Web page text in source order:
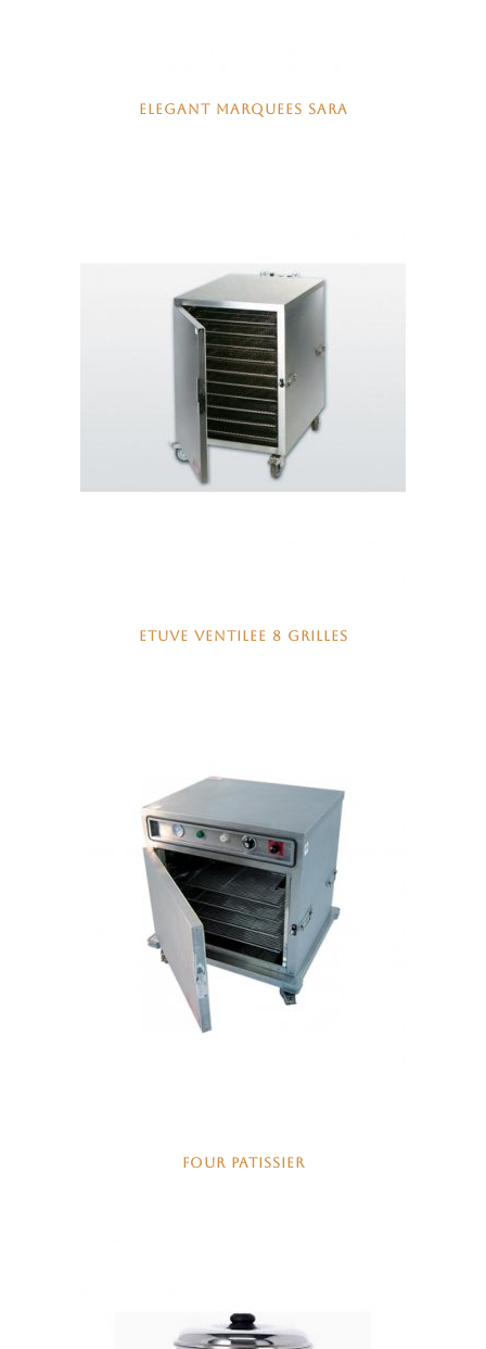
ELEGANT MARQUEES SARA
ETUVE VENTILEE 8 GRILLES
FOUR PATISSIER